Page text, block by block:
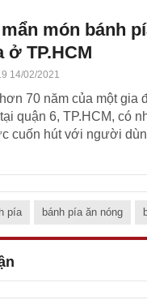
món bánh
TP.HCM
14/02/2021
70 năm của một gia
quận 6, TP.HCM, có
cuốn hút với người
pía bánh pía ăn nóng